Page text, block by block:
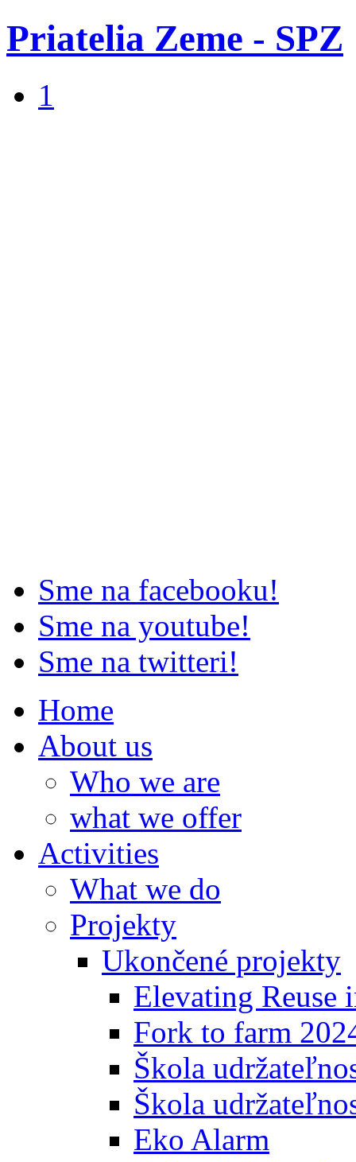
Priatelia Zeme - SPZ
1
Sme na facebooku!
Sme na youtube!
Sme na twitteri!
Home
About us
Who we are
what we offer
Activities
What we do
Projekty
Ukončené projekty
Elevating Reuse
Fork to farm
Škola
Škola
Eko Alarm